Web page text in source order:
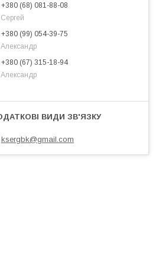
+380 (68) 081-88-08
Сергей
+380 (99) 054-39-75
Александр
+380 (67) 315-18-94
Александр
ksergbk@gmail.com